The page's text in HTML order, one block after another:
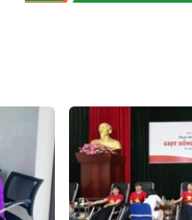
Xã Xuân Hòa
Xã Bảo Hà
Xã Bản Hồ